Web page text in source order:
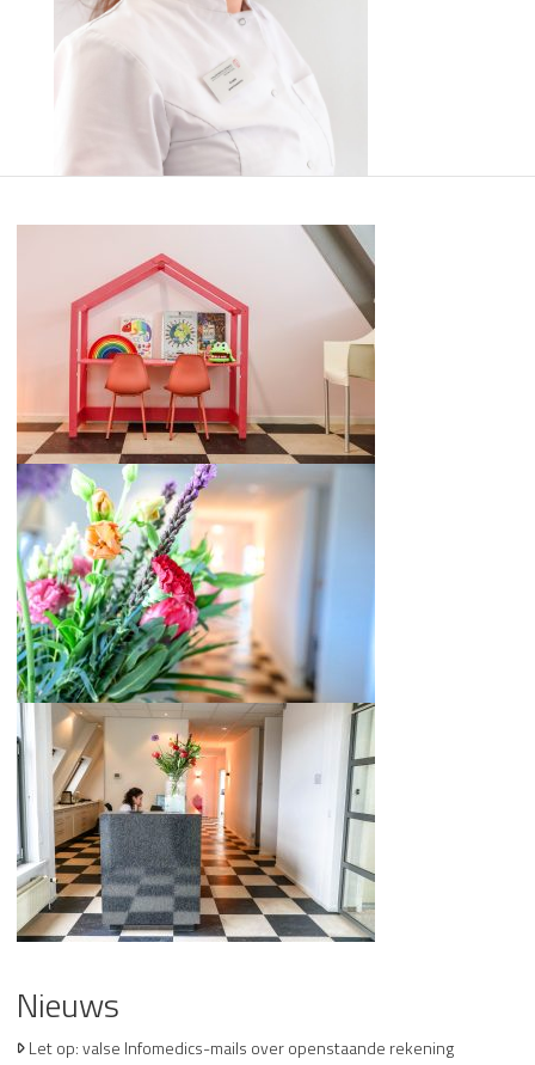
Nieuws
Let op: valse Infomedics-mails over openstaande rekening